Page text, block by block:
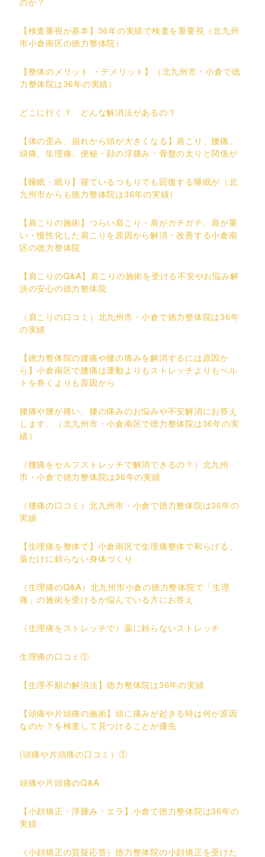
【検査重視が基本】36年の実績で検査を重要視（北九州
市小倉南区の徳力整体院）
【整体のメリット ・デメリット】（北九州市・小倉で徳
力整体院は36年の実績）
どこに行く？ どんな解消法があるの？
【体の歪み、崩れから頭が大きくなる】肩こり、腰痛、
頭痛、生理痛、便秘・顔の浮腫み・骨盤の太りと関係が
【睡眠・眠り】寝ているつもりでも回復する睡眠が（北
九州市からも徳力整体院は36年の実績）
【肩こりの施術】つらい肩こり・肩がガチガチ、肩が重
い・慢性化した肩こりを原因から解消・改善する小倉南
区の徳力整体院
【肩こりのQ&A】肩こりの施術を受ける不安やお悩み解
決の安心の徳力整体院
（肩こりの口コミ）北九州市・小倉で徳力整体院は36年
の実績
【徳力整体院の腰痛や腰の痛みを解消するには原因か
ら】小倉南区で腰痛は運動よりもストレッチよりもベル
トを巻くよりも原因から
腰痛や腰が痛い、腰の痛みのお悩みや不安解消にお答え
します。（北九州市・小倉南区で徳力整体院は36年の実
績）
（腰痛をセルフストレッチで解消できるの？）北九州
市・小倉で徳力整体院は36年の実績
（腰痛の口コミ）北九州市・小倉で徳力整体院は36年の
実績
【生理痛を整体で】小倉南区で生理痛整体で和らげる、
薬だけに頼らない身体づくり
（生理痛のQ&A）北九州市小倉の徳力整体院で「生理
痛」の施術を受けるか悩んでいる方にお答え
（生理痛をストレッチで）薬に頼らないストレッチ
生理痛の口コミ①
【生理不順の解消法】徳力整体院は36年の実績
【頭痛や片頭痛の施術】頭に痛みが起きる時は何が原因
なのか？を検査して見つけることが優先
(頭痛や片頭痛の口コミ）①
頭痛や片頭痛のQ&A
【小顔矯正・浮腫み・エラ】小倉で徳力整体院は36年の
実績
（小顔矯正の質疑応答）徳力整体院の小顔矯正を受けた